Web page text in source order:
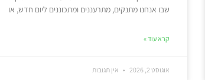
שבו אנחנו מתנקים, מתרעננים ומתכוננים ליום חדש, או
קרא עוד »
אוגוסט 2, 2026 אין תגובות